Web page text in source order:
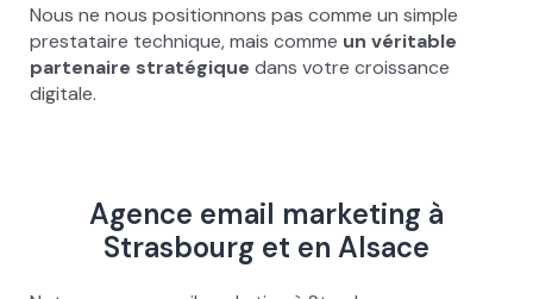
Nous ne nous positionnons pas comme un simple
prestataire technique, mais comme un véritable
partenaire stratégique dans votre croissance
digitale.
Agence email marketing à
Strasbourg et en Alsace